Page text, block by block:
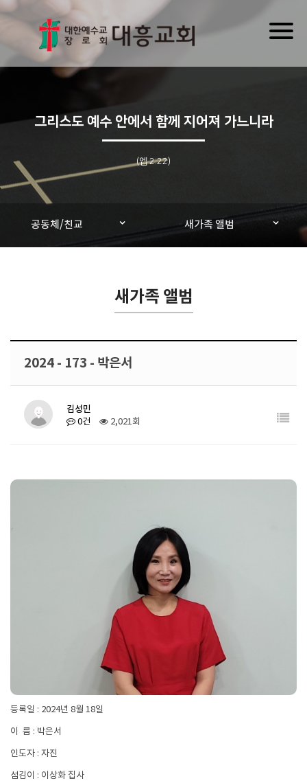
그리스도 예수 안에서 함께 지어져 가느니라
(엡 2:22)
공동체/친교 새가족 앨범
새가족 앨범
2024 - 173 - 박은서
김성민
0건 2,021회
등록일 : 2024년 8월 18일
이 름 : 박은서
인도자 : 자진
섬김이 : 이상화 집사